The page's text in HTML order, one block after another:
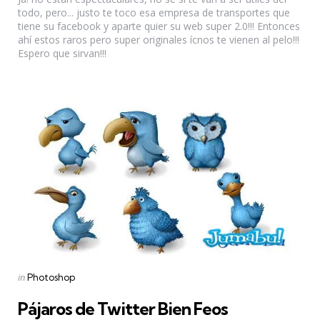
todo, pero... justo te toco esa empresa de transportes que
tiene su facebook y aparte quier su web super 2.0!!! Entonces
ahí estos raros pero super originales ícnos te vienen al pelo!!!
Espero que sirvan!!!
Categories
Posted
inPhotoshop
Pájaros de Twitter Bien Feos